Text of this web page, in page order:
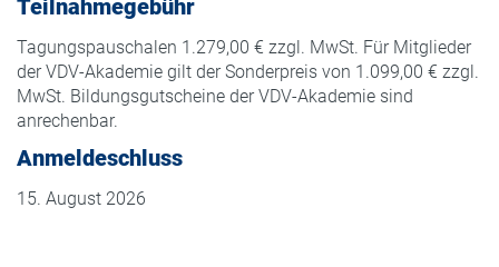
Teilnahmegebühr
Tagungspauschalen 1.279,00 € zzgl. MwSt. Für Mitglieder
der VDV-Akademie gilt der Sonderpreis von 1.099,00 € zzgl.
MwSt. Bildungsgutscheine der VDV-Akademie sind
anrechenbar.
Anmeldeschluss
15. August 2026